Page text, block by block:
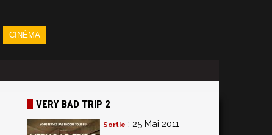
CINÉMA
VERY BAD TRIP 2
Sortie : 25 Mai 2011